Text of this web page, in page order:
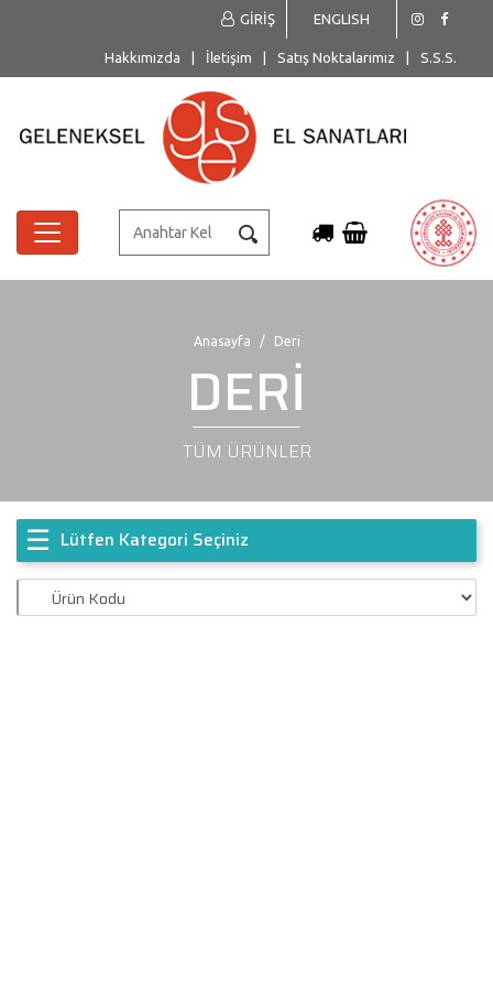
ENGLISH
GİRİŞ
Hakkımızda İletişim Satış Noktalarımız S.S.S.
Anasayfa Deri
DERİ
TÜM ÜRÜNLER
☰ Lütfen Kategori Seçiniz